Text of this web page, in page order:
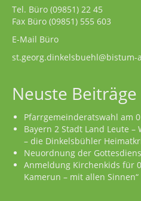
Tel. Büro (09851) 22 45
Fax Büro (09851) 555 603
E-Mail Büro
st.georg.dinkelsbuehl@bistum-
Neuste Beiträge
Pfarrgemeinderatswahl am
Bayern 2 Stadt Land Leute
– die Dinkelsbühler
Neuordnung der
Anmeldung Kirchenkids für
Kamerun – mit allen Sinnen“